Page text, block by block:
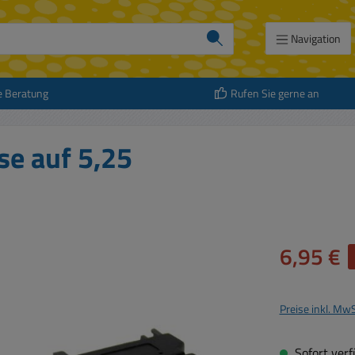
Navigation
Beratung Rufen Sie gerne an
auf 5,25
Verkaufspreis:
6,95 €
Preise inkl.